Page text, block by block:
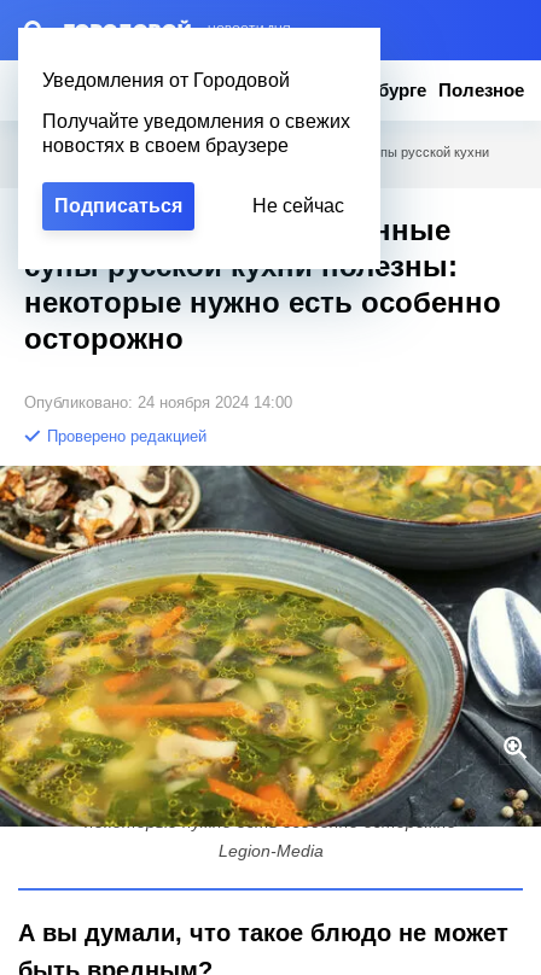
– НОВОСТИ ДНЯ
Уведомления от Городовой
Получайте уведомления о свежих
новостях в своем браузере
Подписаться Не сейчас
Новости Эксклюзив Вопросы о Петербурге Полезное
Городовой Полезное / Далеко не все традиционные супы русской кухни
Далеко не все традиционные
супы русской кухни полезны:
некоторые нужно есть особенно
осторожно
Опубликовано: 24 ноября 2024 14:00
Проверено редакцией
Далеко не все традиционные супы русской кухни полезны:
некоторые нужно есть особенно осторожно
Legion-Media
А вы думали, что такое блюдо не может